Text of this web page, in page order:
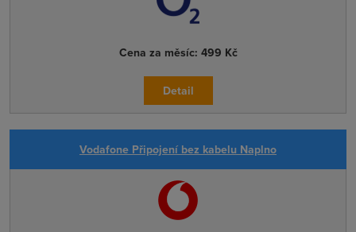
Cena za měsíc: 499 Kč
Detail
Vodafone Připojení bez kabelu Naplno